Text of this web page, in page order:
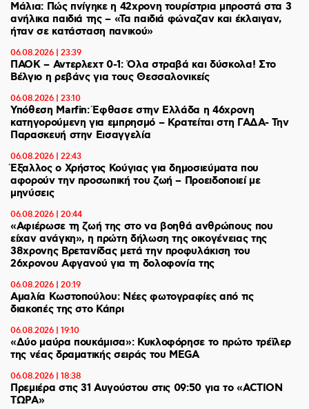
Μάλια: Πώς πνίγηκε η 42χρονη τουρίστρια μπροστά στα 3
ανήλικα παιδιά της – «Τα παιδιά φώναζαν και έκλαιγαν,
ήταν σε κατάσταση πανικού»
06.08.2026 | 23:39
ΠΑΟΚ – Αντερλεχτ 0-1: Όλα στραβά και δύσκολα! Στο
Βέλγιο η ρεβάνς για τους Θεσσαλονικείς
06.08.2026 | 23:10
Υπόθεση Marfin: Έφθασε στην Ελλάδα η 46χρονη
κατηγορούμενη για εμπρησμό – Κρατείται στη ΓΑΔΑ- Την
Παρασκευή στην Εισαγγελία
06.08.2026 | 22:43
Έξαλλος ο Χρήστος Κούγιας για δημοσιεύματα που
αφορούν την προσωπική του ζωή – Προειδοποιεί με
μηνύσεις
06.08.2026 | 20:44
«Αφιέρωσε τη ζωή της στο να βοηθά ανθρώπους που
είχαν ανάγκη», η πρώτη δήλωση της οικογένειας της
38χρονης Βρετανίδας μετά την προφυλάκιση του
26χρονου Αφγανού για τη δολοφονία της
06.08.2026 | 20:19
Αμαλία Κωστοπούλου: Νέες φωτογραφίες από τις
διακοπές της στο Κάπρι
06.08.2026 | 19:10
«Δύο μαύρα πουκάμισα»: Κυκλοφόρησε το πρώτο τρέϊλερ
της νέας δραματικής σειράς του MEGA
06.08.2026 | 18:38
Πρεμιέρα στις 31 Αυγούστου στις 09:50 για το «ACTION
ΤΩΡΑ»